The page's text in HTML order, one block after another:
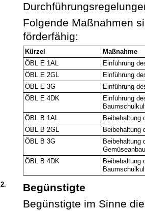
Folgende Maßnahmen
förderfähig:
Kürzel
Maßnahme
ÖBL E 1AL
Einführung
ÖBL E 2GL
Einführung
ÖBL E 3G
Einführung
ÖBL E 4DK
Einführung
ÖBL B 1AL
Beibehaltung
ÖBL B 2GL
Beibehaltung
ÖBL B 3G
Beibehaltung
ÖBL B 4DK
Beibehaltung
2.
Begünstigte
Begünstigte im Sinne